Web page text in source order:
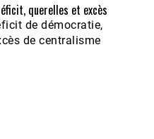
querelles et excès
de démocratie,
de centralisme